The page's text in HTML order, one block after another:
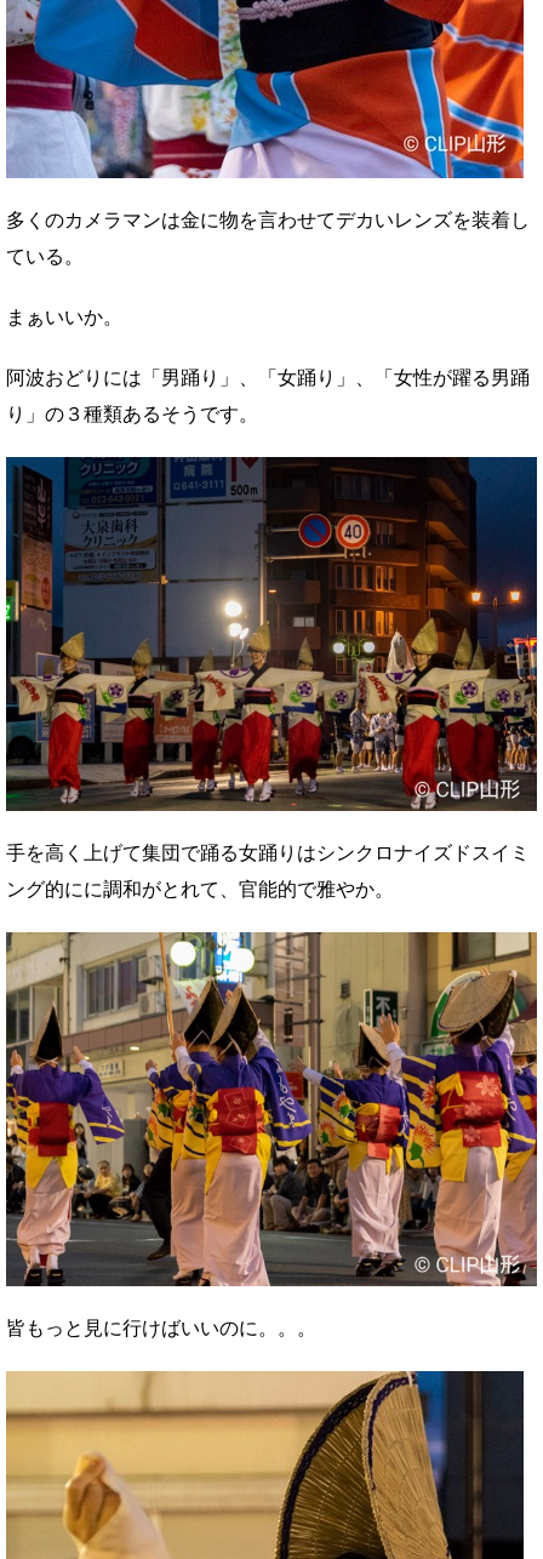
多くのカメラマンは金に物を言わせてデカいレンズを装着し
ている。
まぁいいか。
阿波おどりには「男踊り」、「女踊り」、「女性が躍る男踊
り」の３種類あるそうです。
手を高く上げて集団で踊る女踊りはシンクロナイズドスイミ
ング的にに調和がとれて、官能的で雅やか。
皆もっと見に行けばいいのに。。。